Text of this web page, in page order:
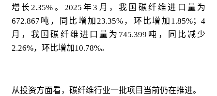
增长2.35%。2025年3月，我国碳纤维进口量为
672.867吨，同比增加23.35%，环比增加1.85%；4
月，我国碳纤维进口量为745.399吨，同比减少
2.26%，环比增加10.78%。
从投资方面看，碳纤维行业一批项目当前仍在推进。